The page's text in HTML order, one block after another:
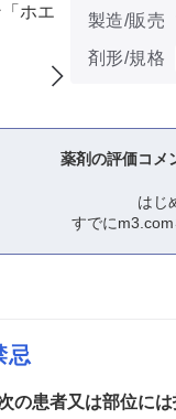
ホエ
製造/販売
剤形/規格
薬剤の評価コメ
はじ
すでに
忌
の患者又は部位に